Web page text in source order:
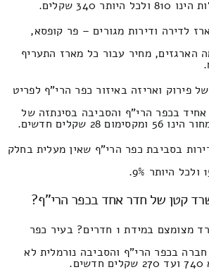
לדירה ודירות מגורים – פר קופסא,
הארגזים, מחיר עבור כל מארז התעריף
פירוק ואריזה באיזור כפר הרי"ף לפריט
בכפר הרי"ף והסביבה בסינתזה של
28 שקלים חדשים.
בסביבת כפר הרי"ף שאין מעלית בחלק
קטן של חדר אחד בכפר הרי"ף?
כמה עולה העברת משרד מצומצם במידת 1 חדרים? בעיר כפר
בכפר הרי"ף והסביבה נורמלית לא